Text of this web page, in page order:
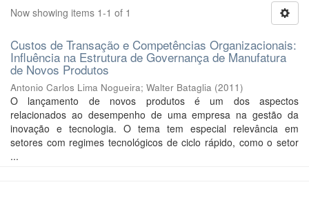
Now showing items 1-1 of 1
Custos de Transação e Competências Organizacionais:
Influência na Estrutura de Governança de Manufatura
de Novos Produtos
Antonio Carlos Lima Nogueira; Walter Bataglia (2011)
O lançamento de novos produtos é um dos aspectos
relacionados ao desempenho de uma empresa na gestão da
inovação e tecnologia. O tema tem especial relevância em
setores com regimes tecnológicos de ciclo rápido, como o setor
...